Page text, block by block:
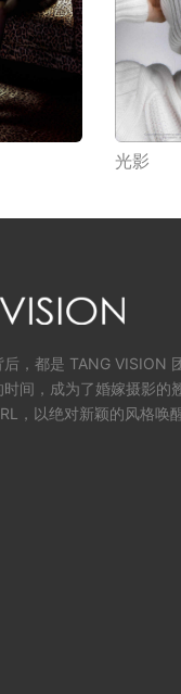
光影
，都是 TANG VISION
间，成为了婚嫁摄影的
，以绝对新颖的风格唤